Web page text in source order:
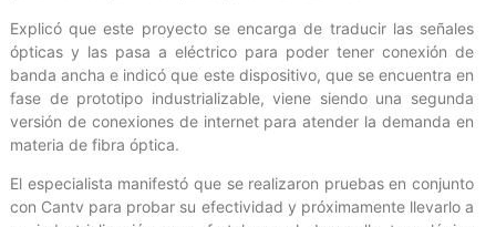
Explicó que este proyecto se encarga de traducir las señales
ópticas y las pasa a eléctrico para poder tener conexión de
banda ancha e indicó que este dispositivo, que se encuentra en
fase de prototipo industrializable, viene siendo una segunda
versión de conexiones de internet para atender la demanda en
materia de fibra óptica.
El especialista manifestó que se realizaron pruebas en conjunto
con Cantv para probar su efectividad y próximamente llevarlo a